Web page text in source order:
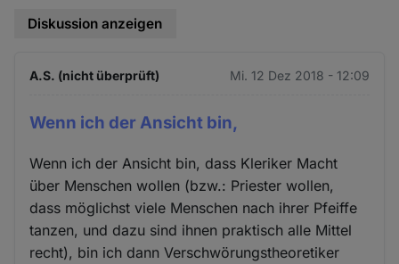
Diskussion anzeigen
A.S. (nicht überprüft) Mi. 12 Dez 2018 - 12:09
Wenn ich der Ansicht bin,
Wenn ich der Ansicht bin, dass Kleriker Macht
über Menschen wollen (bzw.: Priester wollen,
dass möglichst viele Menschen nach ihrer Pfeiffe
tanzen, und dazu sind ihnen praktisch alle Mittel
recht), bin ich dann Verschwörungstheoretiker